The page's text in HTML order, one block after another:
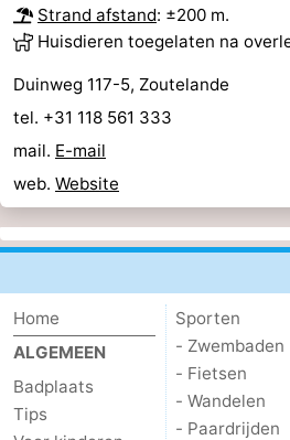
Strand afstand: ±200 m.
Huisdieren toegelaten na
Duinweg 117-5, Zoutelande
tel. +31 118 561 333
mail. E-mail
web. Website
Home
ALGEMEEN
Badplaats
Tips
Sporten
- Zwembaden
- Fietsen
- Wandelen
- Paardrijden